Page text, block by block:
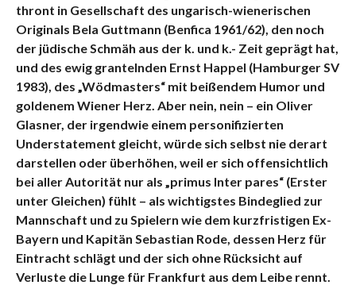
thront in Gesellschaft des ungarisch-wienerischen
Originals Bela Guttmann (Benfica 1961/62), den noch
der jüdische Schmäh aus der k. und k.- Zeit geprägt hat,
und des ewig grantelnden Ernst Happel (Hamburger SV
1983), des „Wödmasters“ mit beißendem Humor und
goldenem Wiener Herz. Aber nein, nein – ein Oliver
Glasner, der irgendwie einem personifizierten
Understatement gleicht, würde sich selbst nie derart
darstellen oder überhöhen, weil er sich offensichtlich
bei aller Autorität nur als „primus Inter pares“ (Erster
unter Gleichen) fühlt – als wichtigstes Bindeglied zur
Mannschaft und zu Spielern wie dem kurzfristigen Ex-
Bayern und Kapitän Sebastian Rode, dessen Herz für
Eintracht schlägt und der sich ohne Rücksicht auf
Verluste die Lunge für Frankfurt aus dem Leibe rennt.